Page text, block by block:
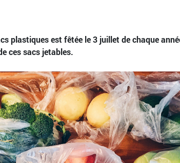
plastiques est fêtée le 3 juillet de chaque
ces sacs jetables.